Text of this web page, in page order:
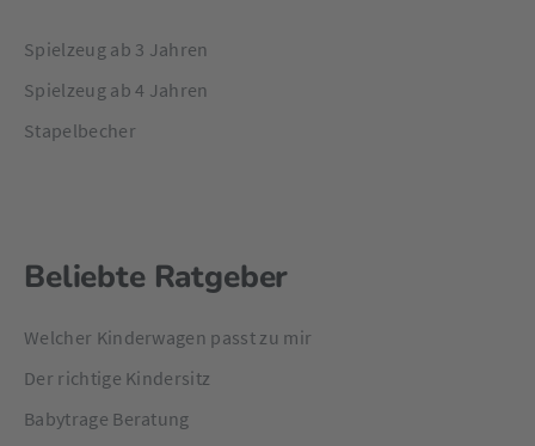
Spielzeug ab 3 Jahren
Spielzeug ab 4 Jahren
Stapelbecher
Beliebte Ratgeber
Welcher Kinderwagen passt zu mir
Der richtige Kindersitz
Babytrage Beratung